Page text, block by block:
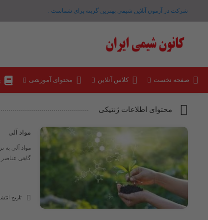
شرکت در آزمون آنلاین شیمی بهترین گزینه برای شماست .
صفحه نخست کلاس آنلاین محتوای آموزشی
محتوای اطلاعات ژنتیکی
مواد آلی
مواد آلی به
گاهی عناصر
تاریخ